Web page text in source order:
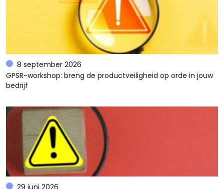
8 september 2026
GPSR-workshop: breng de productveiligheid op orde in jouw
bedrijf
29 juni 2026